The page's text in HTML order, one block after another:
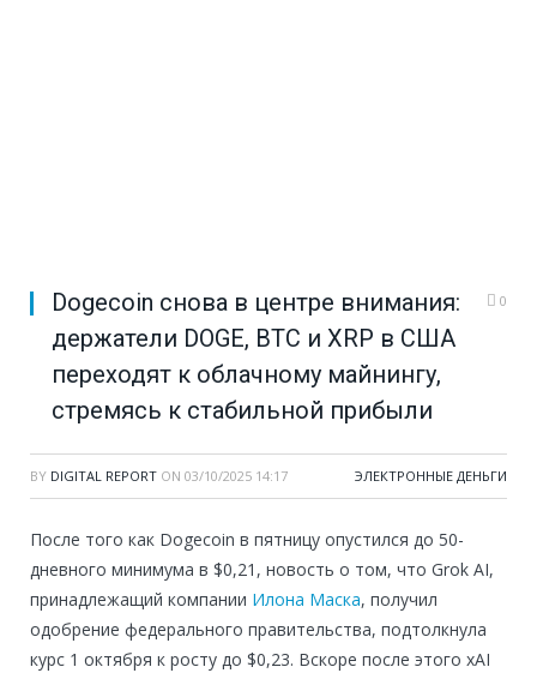
Dogecoin снова в центре внимания:
держатели DOGE, BTC и XRP в США
переходят к облачному майнингу,
стремясь к стабильной прибыли
0
BY DIGITAL REPORT ON 03/10/2025 14:17 ЭЛЕКТРОННЫЕ ДЕНЬГИ
После того как Dogecoin в пятницу опустился до 50-
дневного минимума в $0,21, новость о том, что Grok AI,
принадлежащий компании Илона Маска, получил
одобрение федерального правительства, подтолкнула
курс 1 октября к росту до $0,23. Вскоре после этого xAI